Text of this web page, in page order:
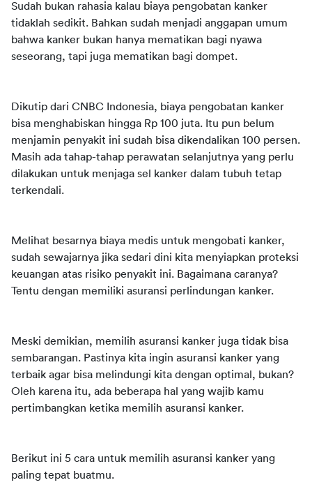
Sudah bukan rahasia kalau biaya pengobatan kanker
tidaklah sedikit. Bahkan sudah menjadi anggapan umum
bahwa kanker bukan hanya mematikan bagi nyawa
seseorang, tapi juga mematikan bagi dompet.
Dikutip dari CNBC Indonesia, biaya pengobatan kanker
bisa menghabiskan hingga Rp 100 juta. Itu pun belum
menjamin penyakit ini sudah bisa dikendalikan 100 persen.
Masih ada tahap-tahap perawatan selanjutnya yang perlu
dilakukan untuk menjaga sel kanker dalam tubuh tetap
terkendali.
Melihat besarnya biaya medis untuk mengobati kanker,
sudah sewajarnya jika sedari dini kita menyiapkan proteksi
keuangan atas risiko penyakit ini. Bagaimana caranya?
Tentu dengan memiliki asuransi perlindungan kanker.
Meski demikian, memilih asuransi kanker juga tidak bisa
sembarangan. Pastinya kita ingin asuransi kanker yang
terbaik agar bisa melindungi kita dengan optimal, bukan?
Oleh karena itu, ada beberapa hal yang wajib kamu
pertimbangkan ketika memilih asuransi kanker.
Berikut ini 5 cara untuk memilih asuransi kanker yang
paling tepat buatmu.